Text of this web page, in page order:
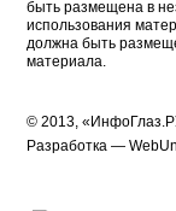
быть размещена в
использования
должна быть
материала.
© 2013,
Разработка —